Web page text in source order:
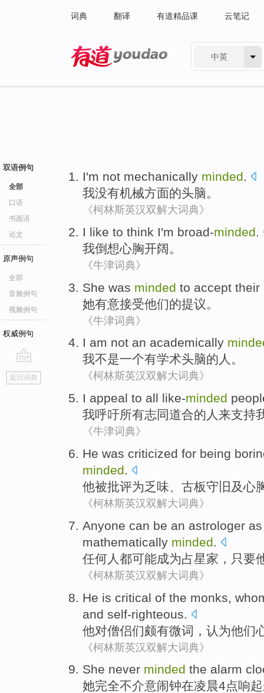
词典 翻译 有道精品课 云笔记
中英
双语例句
全部
口语
书面语
论文
原声例句
全部
音频例句
视频例句
权威例句
go
top
返回词典
I'm not mechanically minded.
我没有机械方面的头脑。
《柯林斯英汉双解大词典》
I like to think I'm broad-minded.
我倒想心胸开阔。
《牛津词典》
She was minded to accept their
她有意接受他们的提议 。
《牛津词典》
I am not an academically
我不是一个有学术头脑的 人 。
《柯林斯英汉双解大词典》
I appeal to all like-minded
我呼吁所有志同道合的 人 来支持
《牛津词典》
He was criticized for being
minded.
他被批评为乏味、 古板守旧 及心
《柯林斯英汉双解大词典》
Anyone can be an astrologer
mathematically minded.
任何人都可能成为占星家， 只要
《柯林斯英汉双解大词典》
He is critical of the monks ,
and self-righteous
他对僧侣们颇有微词， 认为他们
《柯林斯英汉双解大词典》
She never minded the alarm
她完全不介意闹钟在凌晨4点响